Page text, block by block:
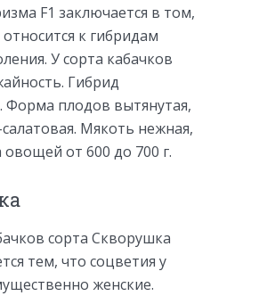
F1 заключается в том,
к гибридам
У сорта кабачков
Гибрид
Форма плодов вытянутая,
Мякоть нежная,
овощей от 600 до 700 г.
сорта Скворушка
тем, что соцветия у
женские.